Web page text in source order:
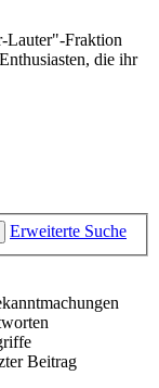
Lauter"-Fraktion
die ihr
Erweiterte Suche
Beitrag